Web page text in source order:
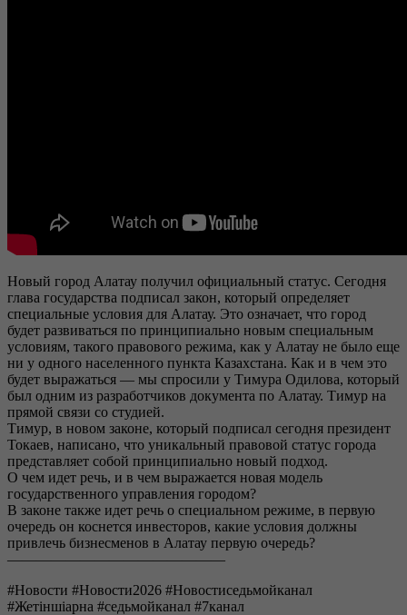
Новый город Алатау получил официальный статус. Сегодня
глава государства подписал закон, который определяет
специальные условия для Алатау. Это означает, что город
будет развиваться по принципиально новым специальным
условиям, такого правового режима, как у Алатау не было еще
ни у одного населенного пункта Казахстана. Как и в чем это
будет выражаться — мы спросили у Тимура Одилова, который
был одним из разработчиков документа по Алатау. Тимур на
прямой связи со студией.
Тимур, в новом законе, который подписал сегодня президент
Токаев, написано, что уникальный правовой статус города
представляет собой принципиально новый подход.
О чем идет речь, и в чем выражается новая модель
государственного управления городом?
В законе также идет речь о специальном режиме, в первую
очередь он коснется инвесторов, какие условия должны
привлечь бизнесменов в Алатау первую очередь?
———————————————
#Новости #Новости2026 #Новостиседьмойканал
#Жетіншіарна #седьмойканал #7канал